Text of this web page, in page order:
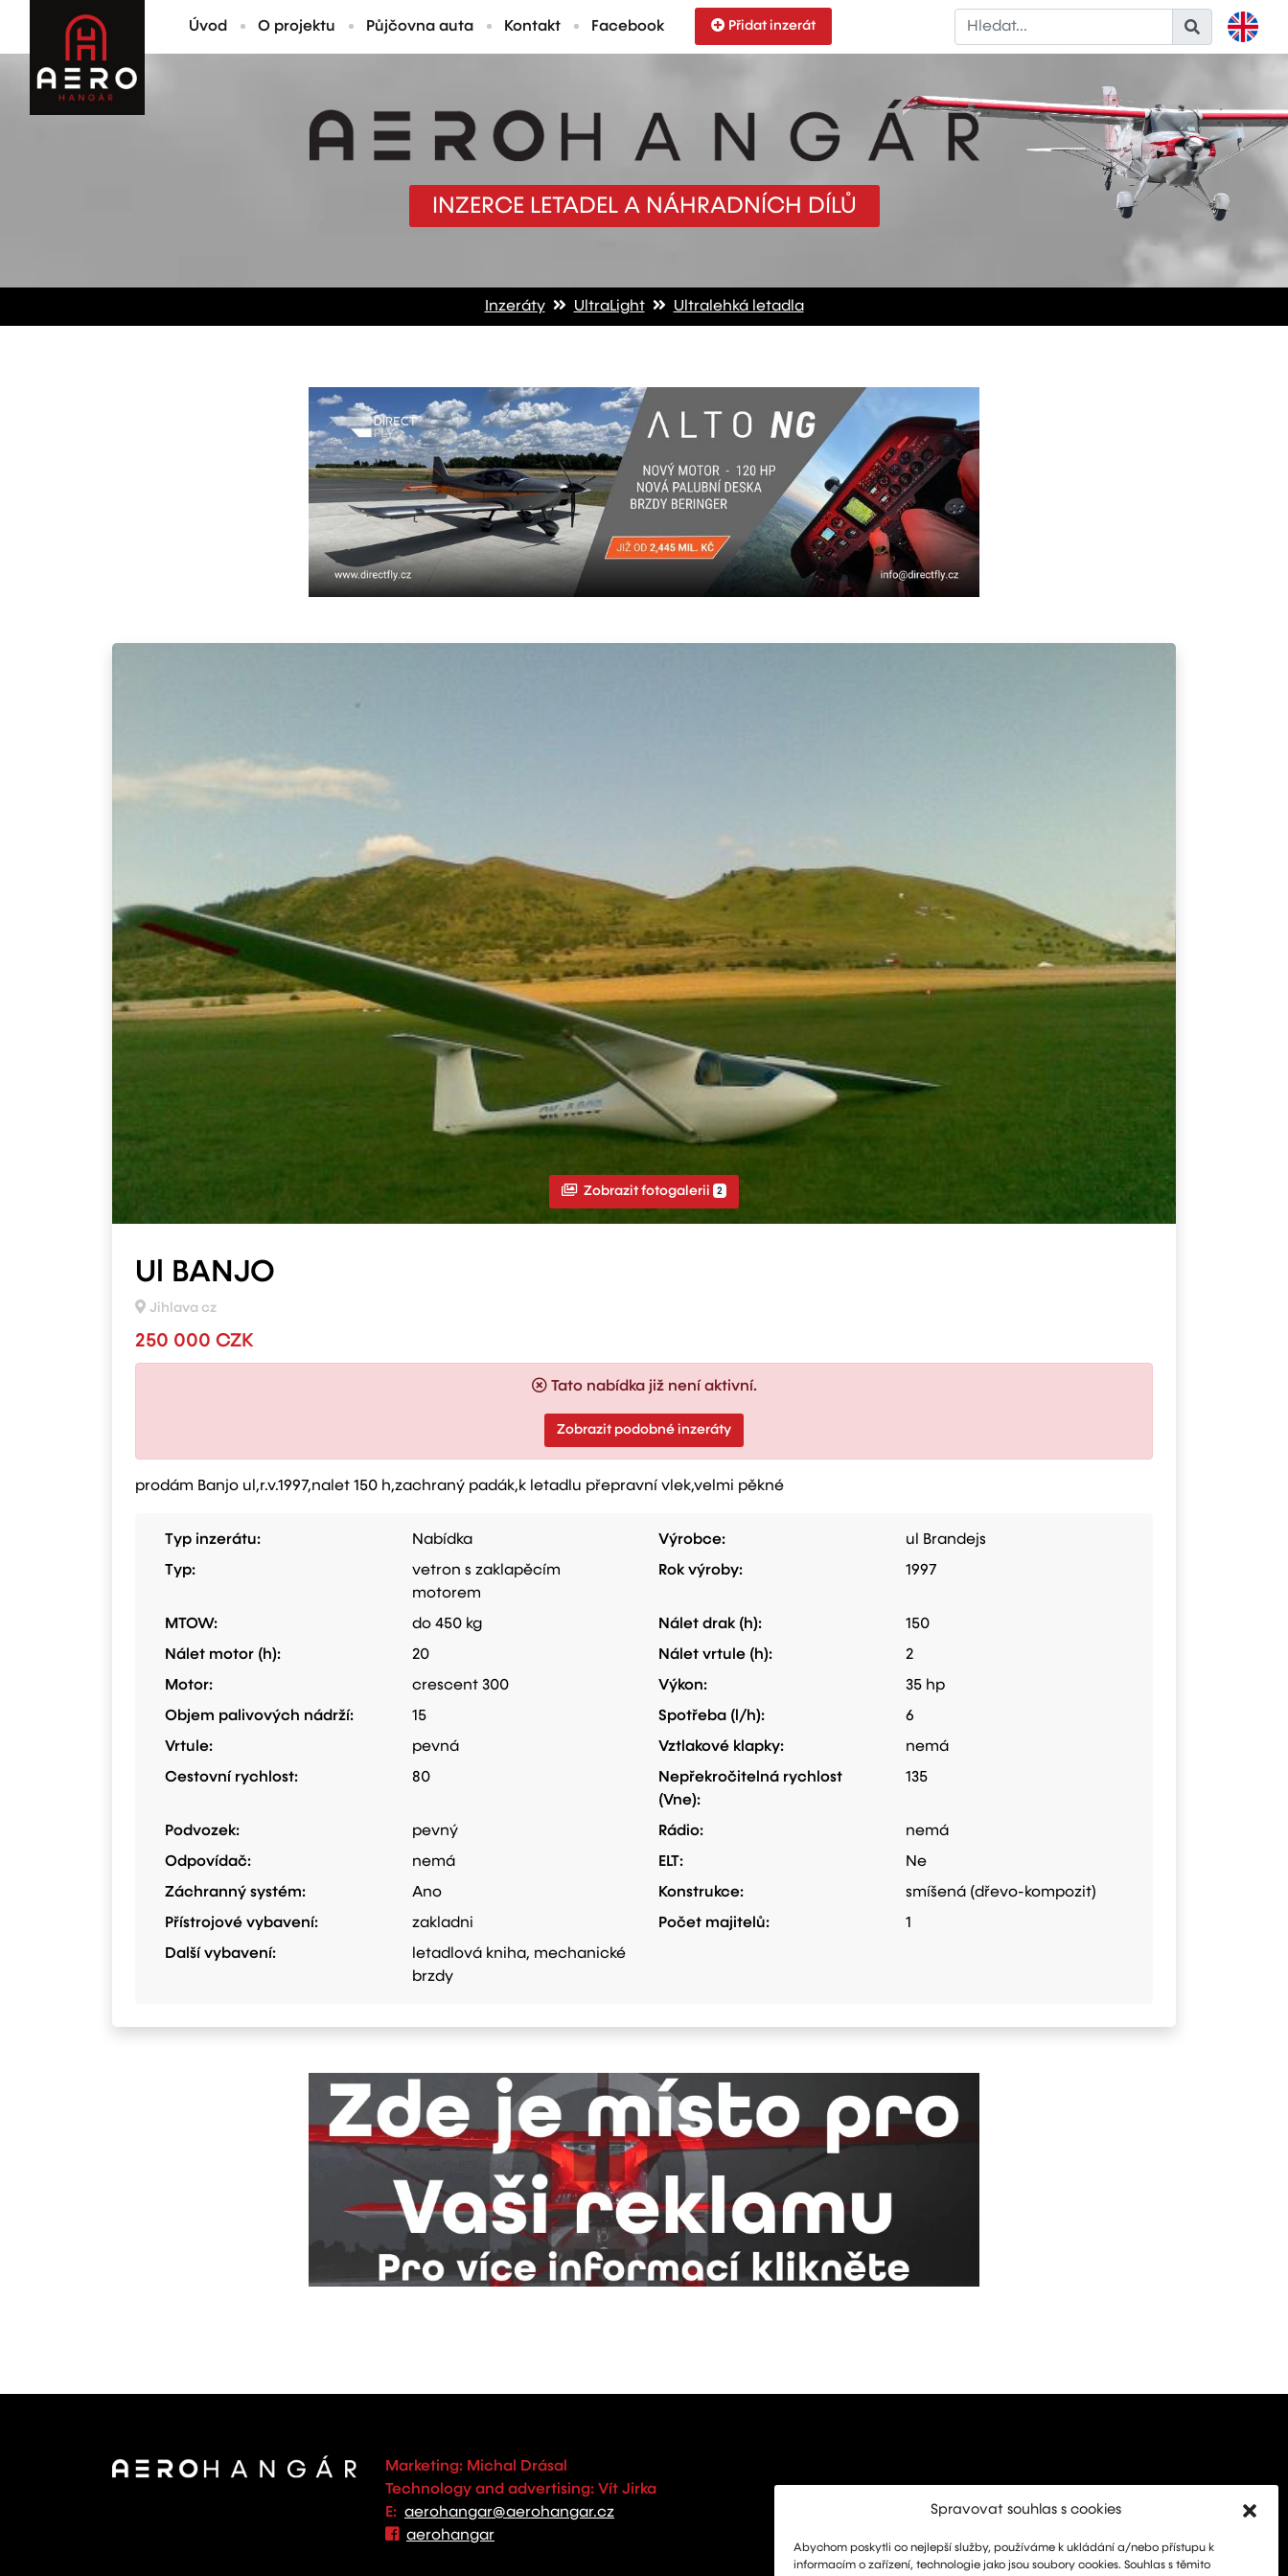
Spravovat souhlas s cookies
Abychom poskytli co nejlepší služby, používáme k ukládání a/nebo přístupu k
informacím o zařízení, technologie jako jsou soubory cookies. Souhlas s těmito
Úvod O projektu Půjčovna auta Kontakt Facebook Přidat inzerát
INZERCE LETADEL A NÁHRADNÍCH DÍLŮ
Inzeráty UltraLight Ultralehká letadla
Zobrazit fotogalerii 2
Ul BANJO
Jihlava cz
250 000 CZK
Tato nabídka již není aktivní.
Zobrazit podobné inzeráty
prodám Banjo ul,r.v.1997,nalet 150 h,zachraný padák,k letadlu přepravní vlek,velmi pěkné
Typ inzerátu: Nabídka Výrobce:
ul Brandejs
Typ:
vetron s zaklapěcím
motorem
Rok výroby: 1997
MTOW: do 450 kg Nálet drak (h):
150
Nálet motor (h):
20 Nálet vrtule (h):
2
Motor:
crescent 300 Výkon:
35 hp
Objem palivových nádrží:
15 Spotřeba (l/h):
6
Vrtule:
pevná Vztlakové klapky:
nemá
Cestovní rychlost:
80
Nepřekročitelná rychlost
(Vne):
135
Podvozek: pevný Rádio:
nemá
Odpovídač:
nemá ELT:
Ne
Záchranný systém:
Ano Konstrukce:
smíšená (dřevo-kompozit)
Přístrojové vybavení:
zakladni Počet majitelů:
1
Další vybavení:
letadlová kniha, mechanické
brzdy
Marketing: Michal Drásal
Technology and advertising: Vít Jirka
E: aerohangar@aerohangar.cz
aerohangar